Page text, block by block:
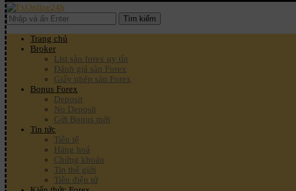
Tìm kiếm
Trang chủ
Broker
List sàn forex uy tín
Đánh giá sàn Forex
Giấy phép sàn Forex
Bonus Forex
Deposit
No Deposit
Gửi Bonus mới
Tin tức
Tiền tệ
Hàng hoá
Chứng khoán
Tin thế giới
Tiền điện tử